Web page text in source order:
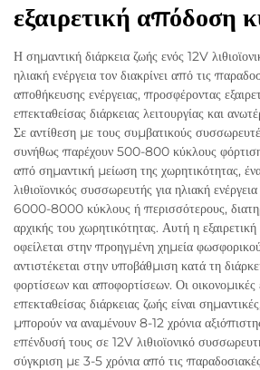
εξαιρετική απόδοση
Η σημαντική διάρκεια ζωής ενός 12V
ηλιακή ενέργεια τον διακρίνει από τις
αποθήκευσης ενέργειας, προσφέροντας
επεκταθείσας διάρκειας λειτουργίας και
Σε αντίθεση με τους συμβατικούς
συνήθως παρέχουν 500-800 κύκλους
από σημαντική μείωση της χωρητικότητας,
λιθιοϊονικός συσσωρευτής για ηλιακή
6000-8000 κύκλους ή περισσότερους,
αρχικής του χωρητικότητας. Αυτή η
οφείλεται στην προηγμένη χημεία
αντιστέκεται στην υποβάθμιση κατά τη
φορτίσεων και αποφορτίσεων. Οι
επεκταθείσας διάρκειας ζωής είναι
μπορούν να αναμένουν 8-12 χρόνια
επένδυσή τους σε 12V λιθιοϊονικό
σύγκριση με 3-5 χρόνια από τις